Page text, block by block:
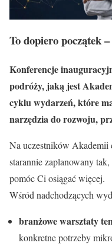
To dopiero początek
Konferencje
podróży, jaką jest
cyklu wydarzeń, które
narzędzia do rozwoju,
Na uczestników Akademii
starannie zaplanowany
pomóc Ci osiągać więcej.
Wśród nadchodzących
branżowe warsztaty
konkretne potrzeby